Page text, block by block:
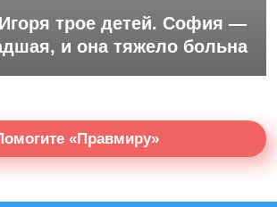
трое детей. София —
и она тяжело больна
«Правмиру»